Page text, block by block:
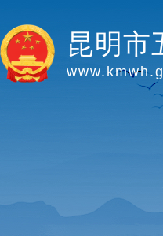
昆明市